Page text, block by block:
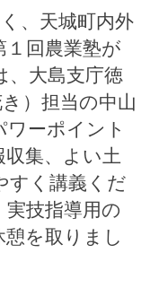
、天城町内外
回農業塾が
、大島支庁徳
）担当の中山
ーポイント
集、よい土
すく講義くだ
技指導用の
を取りまし